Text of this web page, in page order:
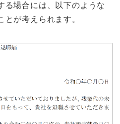
る場合には、以下のような
が考えられます。